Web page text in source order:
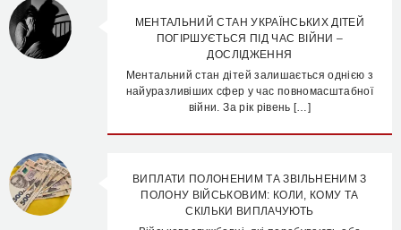
МЕНТАЛЬНИЙ СТАН УКРАЇНСЬКИХ ДІТЕЙ
ПОГІРШУЄТЬСЯ ПІД ЧАС ВІЙНИ –
ДОСЛІДЖЕННЯ
Ментальний стан дітей залишається однією з
найуразливіших сфер у час повномасштабної
війни. За рік рівень […]
ВИПЛАТИ ПОЛОНЕНИМ ТА ЗВІЛЬНЕНИМ З
ПОЛОНУ ВІЙСЬКОВИМ: КОЛИ, КОМУ ТА
СКІЛЬКИ ВИПЛАЧУЮТЬ